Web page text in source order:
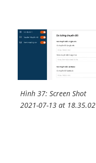
Hình 37: Screen Shot
2021-07-13 at 18.35.02